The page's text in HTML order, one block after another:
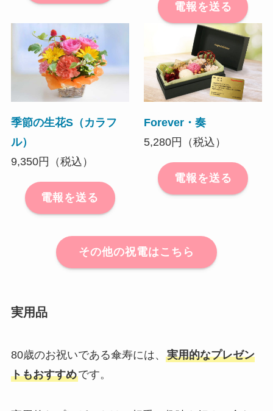
電報を送る
季節の生花S（カラフ
ル）
9,350円（税込）
電報を送る
Forever・奏
5,280円（税込）
電報を送る
その他の祝電はこちら
実用品
80歳のお祝いである傘寿には、 実用的なプレゼン
トもおすすめです。